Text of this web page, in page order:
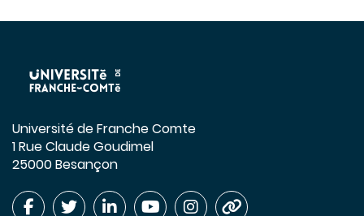
Université de Franche Comte
1 Rue Claude Goudimel
25000 Besançon